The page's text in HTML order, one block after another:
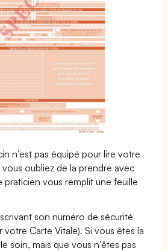
n’est pas équipé pour lire votre
oubliez de la prendre avec
praticien vous remplit une feuille
son numéro de sécurité
votre Carte Vitale). Si vous êtes la
soin, mais que vous n’êtes pas